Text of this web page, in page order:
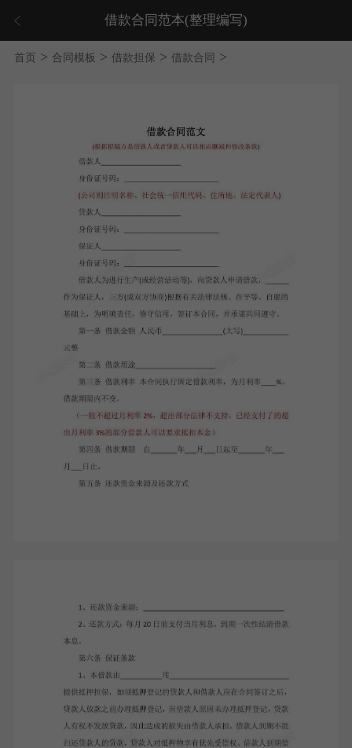
借款合同范本(整理编写)
首页 > 合同模板 > 借款担保 > 借款合同 >